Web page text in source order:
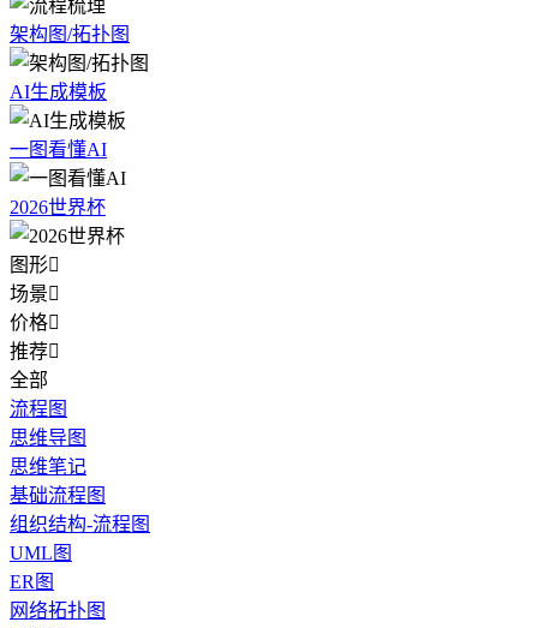
架构图/拓扑图
AI生成模板
一图看懂AI
2026世界杯
图形
场景
价格
推荐
全部
流程图
思维导图
思维笔记
基础流程图
组织结构-流程图
UML图
ER图
网络拓扑图